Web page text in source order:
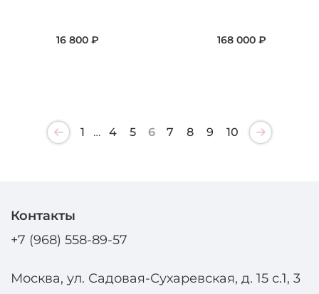
16 800 ₽ 168 000 ₽
1 … 4 5 6 7 8 9 10
Контакты
+7 (968) 558-89-57
Москва, ул. Садовая-Сухаревская, д. 15 с.1, 3